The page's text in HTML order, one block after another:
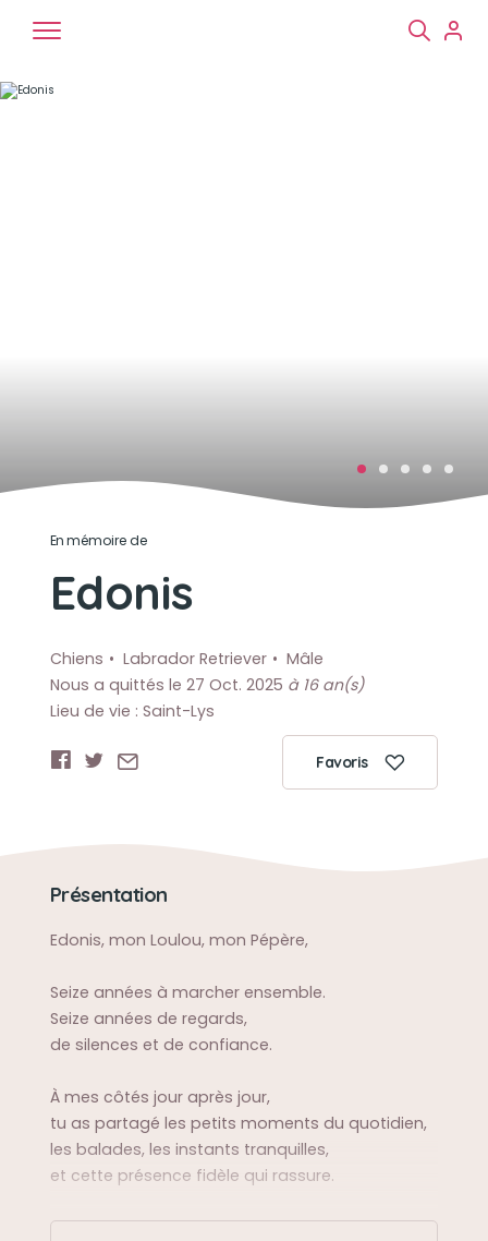
En mémoire de
Edonis
Chiens Labrador Retriever
Mâle
Nous a quittés le 27 Oct. 2025 à 16 an(s)
Lieu de vie : Saint-Lys
Favoris
Présentation
Edonis, mon Loulou, mon Pépère,
Seize années à marcher ensemble.
Seize années de regards,
de silences et de confiance.
À mes côtés jour après jour,
tu as partagé les petits moments du quotidien,
les balades, les instants tranquilles,
et cette présence fidèle qui rassure.
Tu as laissé des empreintes